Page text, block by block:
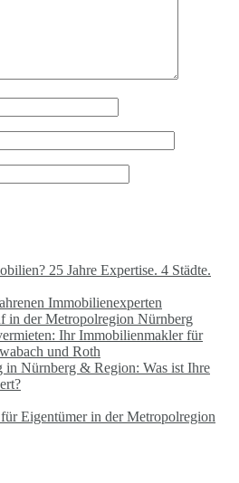
25 Jahre Expertise. 4 Städte.
Immobilienexperten
in der Metropolregion Nürnberg
Ihr Immobilienmakler für
und Roth
in Nürnberg & Region: Was ist Ihre
Eigentümer in der Metropolregion